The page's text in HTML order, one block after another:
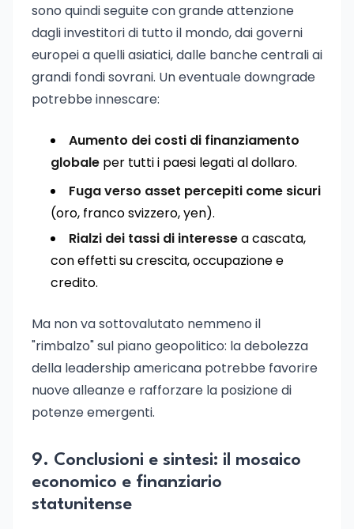
sono quindi seguite con grande attenzione
dagli investitori di tutto il mondo, dai governi
europei a quelli asiatici, dalle banche centrali ai
grandi fondi sovrani. Un eventuale downgrade
potrebbe innescare:
Aumento dei costi di finanziamento
globale per tutti i paesi legati al dollaro.
Fuga verso asset percepiti come sicuri
(oro, franco svizzero, yen).
Rialzi dei tassi di interessea cascata,
con effetti su crescita, occupazione e
credito.
Ma non va sottovalutato nemmeno il
"rimbalzo" sul piano geopolitico: la debolezza
della leadership americana potrebbe favorire
nuove alleanze e rafforzare la posizione di
potenze emergenti.
9. Conclusioni e sintesi: il mosaico
economico e finanziario
statunitense